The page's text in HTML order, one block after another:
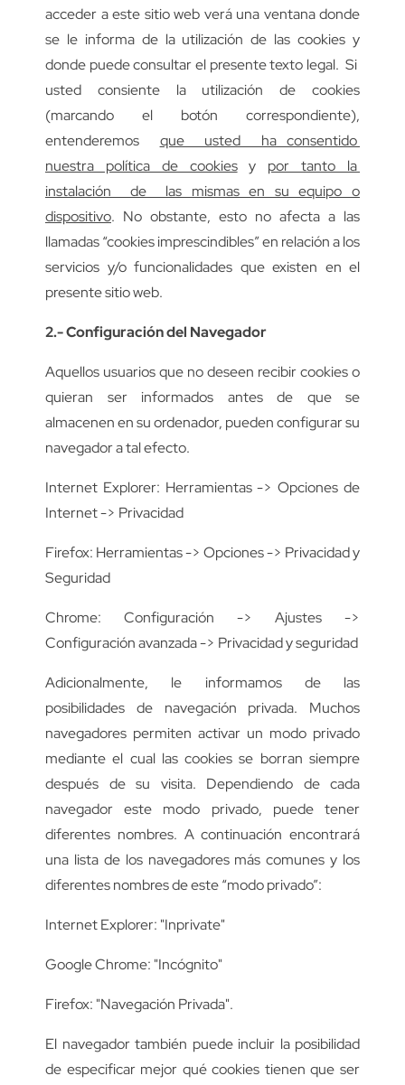
acceder a este sitio web verá una ventana donde
se le informa de la utilización de las cookies y
donde puede consultar el presente texto legal. Si
usted consiente la utilización de cookies
(marcando el botón correspondiente),
entenderemos que usted ha consentido
nuestra política de cookiesy por tanto la
instalación de las mismas en su equipo o
dispositivo. No obstante, esto no afecta a las
llamadas “cookies imprescindibles” en relación a los
servicios y/o funcionalidades que existen en el
presente sitio web.
2.- Configuración del Navegador
Aquellos usuarios que no deseen recibir cookies o
quieran ser informados antes de que se
almacenen en su ordenador, pueden configurar su
navegador a tal efecto.
Internet Explorer: Herramientas -> Opciones de
Internet -> Privacidad
Firefox: Herramientas -> Opciones -> Privacidad y
Seguridad
Chrome: Configuración -> Ajustes ->
Configuración avanzada -> Privacidad y seguridad
Adicionalmente, le informamos de las
posibilidades de navegación privada. Muchos
navegadores permiten activar un modo privado
mediante el cual las cookies se borran siempre
después de su visita. Dependiendo de cada
navegador este modo privado, puede tener
diferentes nombres. A continuación encontrará
una lista de los navegadores más comunes y los
diferentes nombres de este “modo privado”:
Internet Explorer: "Inprivate"
Google Chrome: "Incógnito"
Firefox: "Navegación Privada".
El navegador también puede incluir la posibilidad
de especificar mejor qué cookies tienen que ser